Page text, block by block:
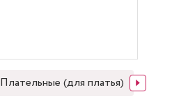
Плательные (для платья)